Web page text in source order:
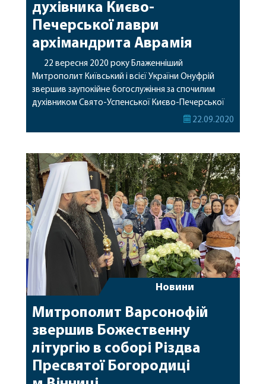
духівника Києво-
Печерської лаври
архімандрита Аврамія
22 вересня 2020 року Блаженніший
Митрополит Київський і всієї України Онуфрій
звершив заупокійне богослужіння за спочилим
духівником Свято-Успенської Києво-Печерської
Лаври архімандритом Аврамієм (Куявою).
Заупокійну літургію в Успенському соборі Лаври
очолив намісник обителі митрополит Павел.
Блаженніший Митрополит Онуфрій звершив чин
відспівування […]
22.09.2020
Новини
Митрополит Варсонофій
звершив Божественну
літургію в соборі Різдва
Пресвятої Богородиці